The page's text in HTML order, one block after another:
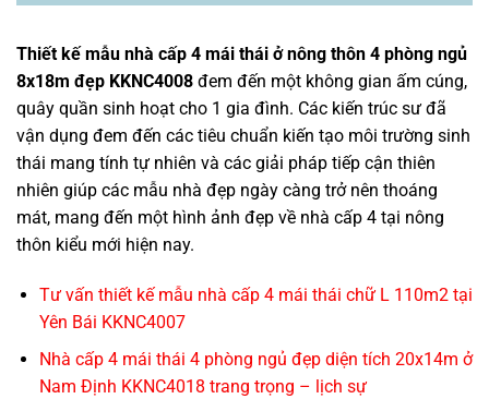
Thiết kế mẫu nhà cấp 4 mái thái ở nông thôn 4 phòng ngủ
8x18m đẹp KKNC4008 đem đến một không gian ấm cúng,
quây quần sinh hoạt cho 1 gia đình. Các kiến trúc sư đã
vận dụng đem đến các tiêu chuẩn kiến tạo môi trường sinh
thái mang tính tự nhiên và các giải pháp tiếp cận thiên
nhiên giúp các mẫu nhà đẹp ngày càng trở nên thoáng
mát, mang đến một hình ảnh đẹp về nhà cấp 4 tại nông
thôn kiểu mới hiện nay.
Tư vấn thiết kế mẫu nhà cấp 4 mái thái chữ L 110m2 tại
Yên Bái KKNC4007
Nhà cấp 4 mái thái 4 phòng ngủ đẹp diện tích 20x14m ở
Nam Định KKNC4018 trang trọng – lịch sự